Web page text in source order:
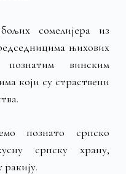
сомелијера из
њихових
познатим винским
који су страствени
познато српско
српску храну,